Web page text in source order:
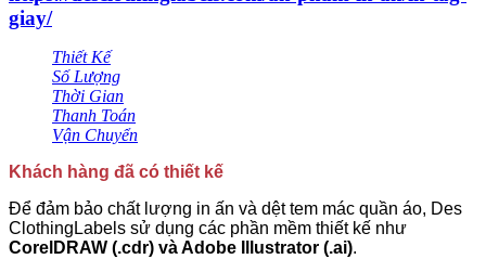
giay/
Thiết Kế
Số Lượng
Thời Gian
Thanh Toán
Vận Chuyển
Khách hàng đã có thiết kế
Để đảm bảo chất lượng in ấn và dệt tem mác quần áo, Des
ClothingLabels sử dụng các phần mềm thiết kế như
CorelDRAW (.cdr) và Adobe Illustrator (.ai).